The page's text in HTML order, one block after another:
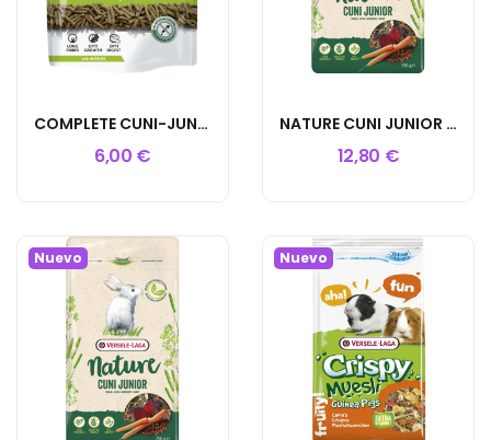
COMPLETE CUNI-JUNIOR 500GR
6,00 €
NATURE CUNI JUNIOR 2.3KG
12,80 €
Nuevo Nuevo